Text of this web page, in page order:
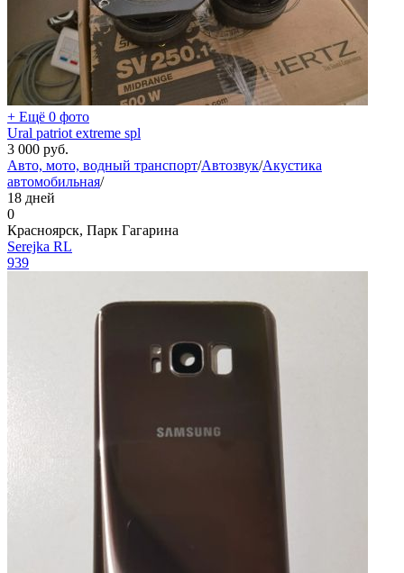
+ Ещё 0 фото
Ural patriot extreme spl
3 000 руб.
Авто, мото, водный транспорт/Автозвук/Акустика
автомобильная/
18 дней
0
Красноярск, Парк Гагарина
Serejka RL
939